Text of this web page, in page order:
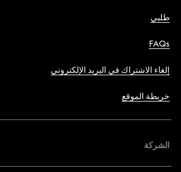
طلبي
FAQs
إلغاء الاشتراك في البريد الإلكتروني
خريطة الموقع
الشركة